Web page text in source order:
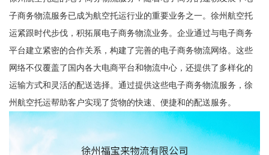
子商务物流服务已成为航空托运行业的重要业务之一。徐州航空托
运紧跟时代步伐，积拓展电子商务物流业务。企业通过与电子商务
平台建立紧密的合作关系，构建了完善的电子商务物流网络。这些
网络不仅覆盖了国内各大电商平台和物流中心，还提供了多样化的
运输方式和灵活的配送选择。通过提供这些电子商务物流服务，徐
州航空托运帮助客户实现了货物的快速、便捷和的配送服务。